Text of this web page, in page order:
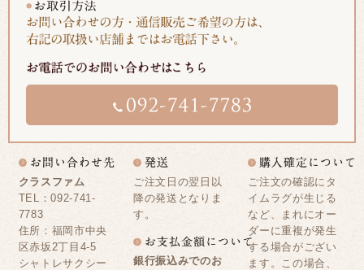
クラスファム
TEL：092-741-
7783
住所：福岡市中央
区赤坂2丁目4-5
シャトレサクシー
ご注文日の翌日以
降の発送となりま
す。
銀行振込みでのお
ご注文の確認にタ
イムラグが生じる
など、まれにオー
ダーに重複が発生
する場合がござい
ます。この場合、